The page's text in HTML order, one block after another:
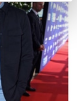
identifizieren
Daten
im
Anzeigen zu
Medien anbieten
Website zu